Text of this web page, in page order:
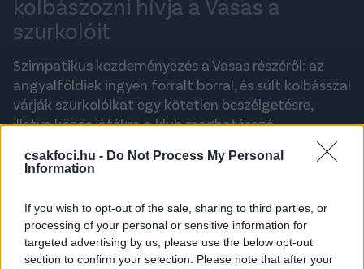
csakfoci.hu - Do Not Process My Personal
Information
If you wish to opt-out of the sale, sharing to third parties, or
processing of your personal or sensitive information for
targeted advertising by us, please use the below opt-out
section to confirm your selection. Please note that after your
kolbászozni hívja a Vasas a
szurkolóit
Szimpatikus kezdeményezés a Vasas részéről: az
angyalföldiek ingyen forralt borral, és sült kolbásszal
várják szurkolóikat egy kötetlen beszélgetésre,
illetve közös játékra a klub meghatározó
A legfrissebb hírekért kövess minket a